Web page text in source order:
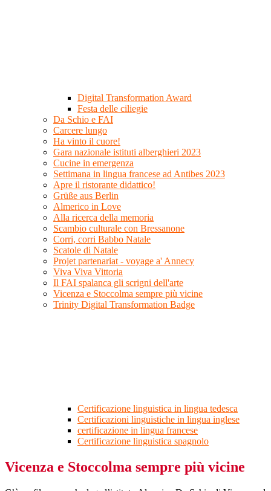
Digital Transformation Award
Festa delle ciliegie
Da Schio e FAI
Carcere lungo
Ha vinto il cuore!
Gara nazionale istituti alberghieri 2023
Cucine in emergenza
Settimana in lingua francese ad Antibes 2023
Apre il ristorante didattico!
Grüße aus Berlin
Almerico in Love
Alla ricerca della memoria
Scambio culturale con Bressanone
Corri, corri Babbo Natale
Scatole di Natale
Projet partenariat - voyage a' Annecy
Viva Viva Vittoria
Il FAI spalanca gli scrigni dell'arte
Vicenza e Stoccolma sempre più vicine
Trinity Digital Transformation Badge
Certificazione linguistica in lingua tedesca
Certificazioni linguistiche in lingua inglese
certificazione in lingua francese
Certificazione linguistica spagnolo
Vicenza e Stoccolma sempre più vicine